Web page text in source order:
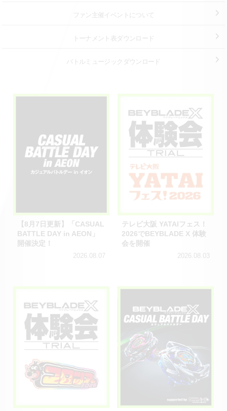
ファン主催イベントについて
トーナメント表ダウンロード
バトルミュージック ダウンロード
【8月7日更新】「CASUAL
BATTLE DAY in AEON」
開催決定！
2026.08.07
テレビ大阪 YATAIフェス！
2026でBEYBLADE X 体験
会を開催
2026.08.03